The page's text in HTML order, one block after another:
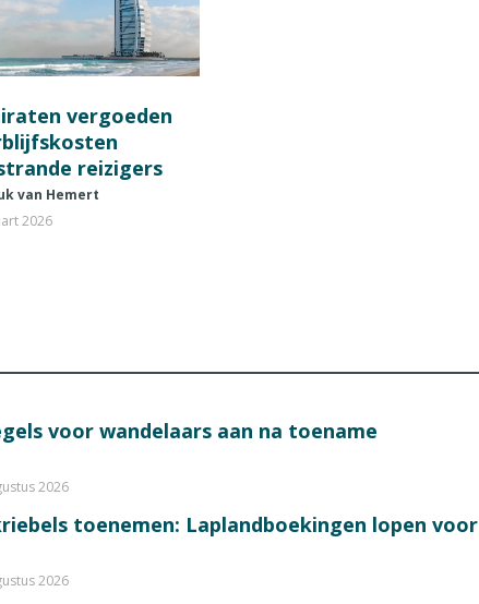
vergoeden
reizigers
van Hemert
2026
voor wandelaars aan na toename
2026
toenemen: Laplandboekingen lopen voor
2026